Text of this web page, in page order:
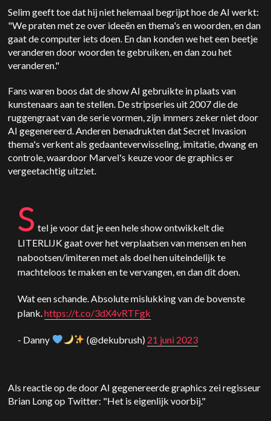
Selim geeft toe dat hij niet helemaal begrijpt hoe de AI werkt:
"We praten met ze over ideeën en thema's en woorden, en dan
gaat de computer iets doen. En dan konden we het een beetje
veranderen door woorden te gebruiken, en dan zou het
veranderen."
Fans waren boos dat de show AI gebruikte in plaats van
kunstenaars aan te stellen. De stripseries uit 2007 die de
ruggengraat van de serie vormen, zijn immers zeker niet door
AI gegenereerd. Anderen benadrukten dat Secret Invasion
thema's verkent als gedaanteverwisseling, imitatie, dwang en
controle, waardoor Marvel's keuze voor de graphics er
vergeetachtig uitziet.
S tel je voor dat je een hele show ontwikkelt die
LITERLIJK gaat over het verplaatsen van mensen en hen
nabootsen/imiteren met als doel hen uiteindelijk te
machteloos te maken en te vervangen, en dan dit doen.
Wat een schande. Absolute mislukking van de bovenste
plank.https://t.co/3dX4vRTFgk
- Danny (@dekubrush) 21 juni 2023
Als reactie op de door AI gegenereerde graphics zei regisseur
Brian Long op Twitter: "Het is eigenlijk voorbij."